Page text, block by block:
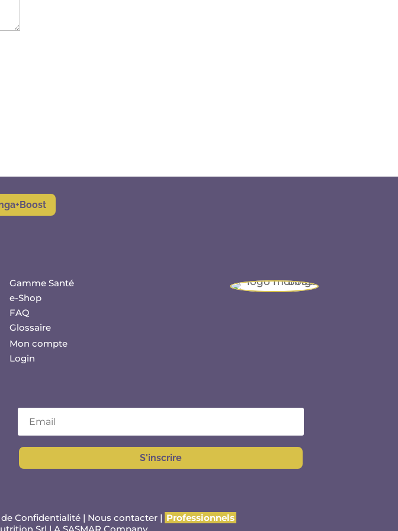
Gamme Santé
e-Shop
FAQ
Glossaire
Mon compte
Login
S'inscrire
Confidentialité | Nous contacter | Professionnels
Srl | A SASMAR Company